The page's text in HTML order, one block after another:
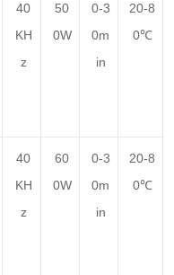
40
KH
z
50
0W
0-3
0m
in
20-8
0℃
40
KH
z
60
0W
0-3
0m
in
20-8
0℃